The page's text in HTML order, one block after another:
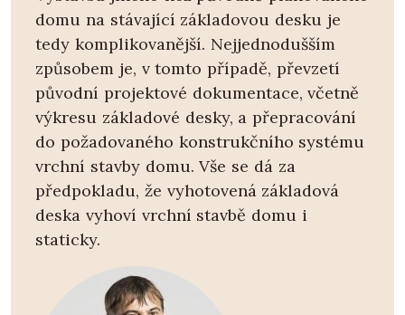
domu na stávající základovou desku je
tedy komplikovanější. Nejjednodušším
způsobem je, v tomto případě, převzetí
původní projektové dokumentace, včetně
výkresu základové desky, a přepracování
do požadovaného konstrukčního systému
vrchní stavby domu. Vše se dá za
předpokladu, že vyhotovená základová
deska vyhoví vrchní stavbě domu i
staticky.